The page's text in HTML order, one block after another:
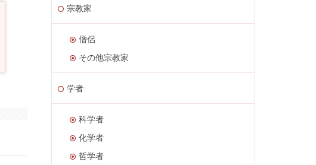
宗教家
僧侶
その他宗教家
学者
科学者
化学者
哲学者